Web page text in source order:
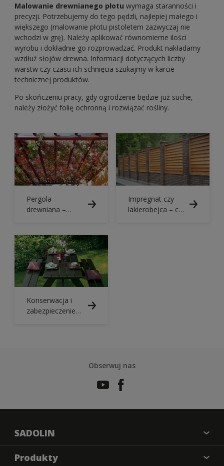
Malowanie drewnianego płotu wymaga staranności i
precyzji. Potrzebujemy do tego pędzli, najlepiej małego i
większego (malowanie płotu pistoletem zazwyczaj nie
wchodzi w grę). Należy aplikować równomierne ilości
wyrobu i dokładnie go rozprowadzać. Produkt nakładamy
wzdłuż słojów drewna. Informacji dotyczących liczby
warstw czy czasu ich schnięcia szukajmy w karcie
technicznej produktów.
Po skończeniu pracy, gdy ogrodzenie będzie już suche,
należy złożyć folię ochronną i rozwiązać rośliny.
Pergola
drewniana –
Impregnat czy
lakierobejca – co
Konserwacja i
zabezpieczenie
Obserwuj nas
SADOLIN
O nas
Produkty